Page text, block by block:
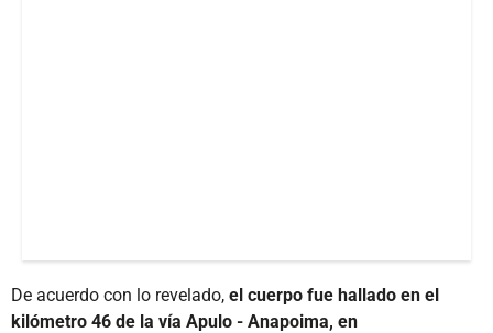
De acuerdo con lo revelado, el cuerpo fue hallado en el
kilómetro 46 de la vía Apulo - Anapoima, en